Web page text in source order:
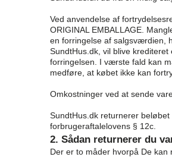
Ved anvendelse af
ORIGINAL EMBALLAGE.
en forringelse af salgsværdien,
SundtHus.dk, vil blive
forringelsen. I værste fald kan
medføre, at købet ikke kan
Omkostninger ved at sende
SundtHus.dk returnerer
forbrugeraftalelovens § 12c.
2. Sådan returnerer du
Der er to måder hvorpå De kan